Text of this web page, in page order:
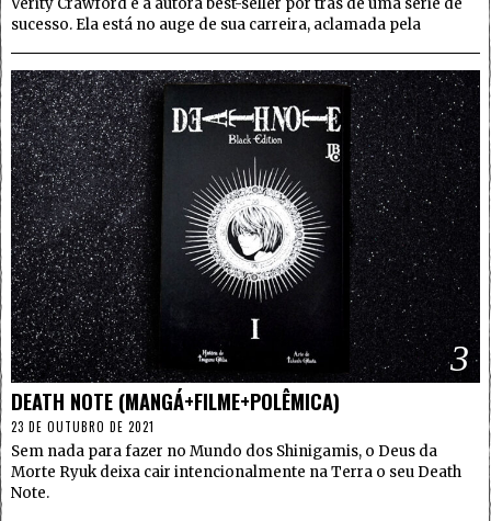
sucesso. Ela está no auge de sua carreira, aclamada pela
3
DEATH NOTE (MANGÁ+FILME+POLÊMICA)
23 DE OUTUBRO DE 2021
Sem nada para fazer no Mundo dos Shinigamis, o Deus da
Morte Ryuk deixa cair intencionalmente na Terra o seu Death
Note.